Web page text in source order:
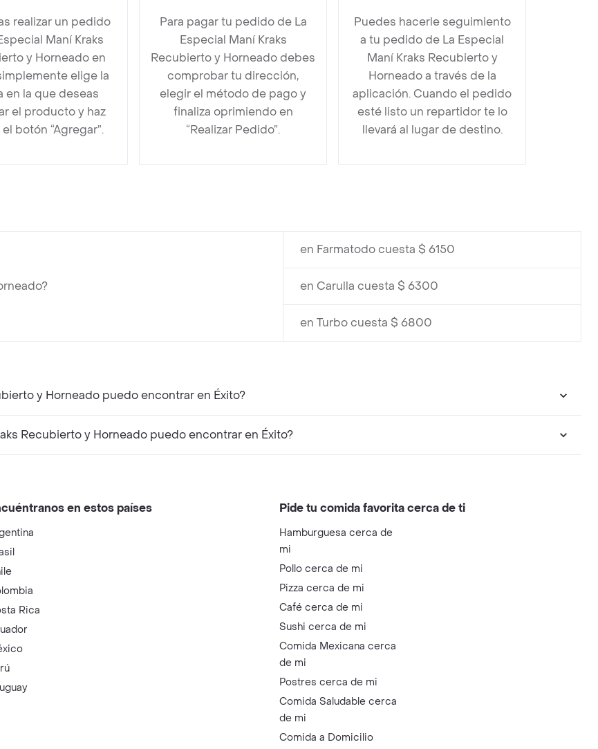
realizar un pedido
Maní Kraks
y Horneado en
elige la
en la que deseas
el producto y haz
botón “Agregar”.
Para pagar tu pedido de La
Especial Maní Kraks
Recubierto y Horneado debes
comprobar tu dirección,
elegir el método de pago y
finaliza oprimiendo en
“Realizar Pedido”.
Puedes hacerle seguimiento
a tu pedido de La Especial
Maní Kraks Recubierto y
Horneado a través de la
aplicación. Cuando el pedido
esté listo un repartidor te lo
llevará al lugar de destino.
en Farmatodo cuesta $ 6150
en Carulla cuesta $ 6300
en Turbo cuesta $ 6800
y Horneado puedo encontrar en Éxito?
Recubierto y Horneado puedo encontrar en Éxito?
en estos países
Rica
Pide tu comida favorita cerca de ti
Hamburguesa cerca de
mi
Pollo cerca de mi
Pizza cerca de mi
Café cerca de mi
Sushi cerca de mi
Comida Mexicana cerca
de mi
Postres cerca de mi
Comida Saludable cerca
de mi
Comida a Domicilio